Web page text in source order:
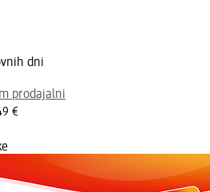
dni
prodajalni
€